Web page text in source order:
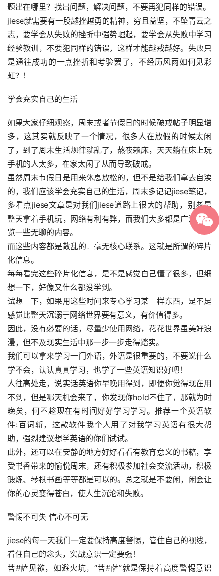
题出在哪里？找出问题，解决问题，不要再犯同样的错误。
jiese就需要有一股越挫越勇的精神，穷且益坚，不坠青云之
志，要学会从失败的挫折中强势崛起，要学会从失败中学习
经验教训，不要犯同样的错误，这样才能越戒越好。失败只
是通往成功的一点挫折和考验罢了，不经历风雨如何见彩
虹？！
学会充实自己的生活
如果大家仔细观察，周末或者节假日的时候破戒帖子明显增
多，这其实就反映了一个情况，很多人在放假的时候太闲
了，到了周末生活规律就乱了，熬夜赖床，天天躺在床上玩
手机的人太多，在家太闲了从而导致破戒。
虽然周末节假日是用来休息放松的，但不是给我们拿去自渎
的，我们应该学会充实自己的生活，周末多记记jiese笔记，
多看点jiese文章是对我们jiese道路上很大的帮助，别老是
整天拿着手机玩，网络有利有弊，而我们大多都是广泛地浏
览一些无聊的内容。
而这些内容都是散乱的，毫无核心联系。这就是所谓的碎片
化信息。
每每看完这些碎片化信息，是不是感觉自己懂了很多，但细
想一下，好像又什么都没学到。
试想一下，如果用这些时间来专心学习某一样东西，是不是
感觉比整天沉溺于网络世界要有意义，有价值得多。
因此，没有必要的话，尽量少使用网络，花花世界虽美好浪
漫，但不及现实生活中那一步一步走得踏实。
我们可以拿来学习一门外语，外语是很重要的，不要说什么
学不会，认认真真学习，也学了一些英语知识好吧！
人往高处走，说实话英语你早晚用得到，即便你觉得现在用
不到，但是哪天机会来了，你发现你hold不住了，那就为时
晚矣，何不趁现在有时间好好学习学习。推荐一个英语软
件:百词斩，这款软件我个人用了对我学习英语有很大帮
助，强烈建议想学英语的你们试试。
此外，还可以在安静的地方好好看看有教育意义的书籍，享
受书香带来的愉悦周末，还有积极参加社会交流活动，积极
锻炼、琴棋书画等等都是可以的。总之就是不要闲，闲会让
你的心灵变得苍白，使人生沉沦和失败。
警惕不可失 信心不可无
jiese的每一天我们一定要保持高度警惕，管住自己的视线，
看住自己的念头，实战意识一定要强！
菩#萨见欲，如避火坑，“菩#萨”就是保持着高度警惕意识